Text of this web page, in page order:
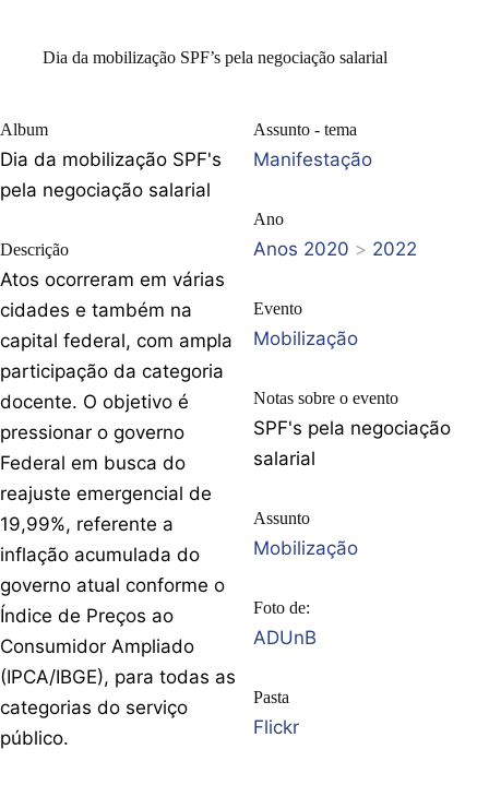
Dia da mobilização SPF’s pela negociação salarial
Album
Dia da mobilização SPF's
pela negociação salarial
Descrição
Atos ocorreram em várias
cidades e também na
capital federal, com ampla
participação da categoria
docente. O objetivo é
pressionar o governo
Federal em busca do
reajuste emergencial de
19,99%, referente a
inflação acumulada do
governo atual conforme o
Índice de Preços ao
Consumidor Ampliado
(IPCA/IBGE), para todas as
categorias do serviço
público.
Assunto - tema
Manifestação
Ano
Anos 2020 > 2022
Evento
Mobilização
Notas sobre o evento
SPF's pela negociação
salarial
Assunto
Mobilização
Foto de:
ADUnB
Pasta
Flickr